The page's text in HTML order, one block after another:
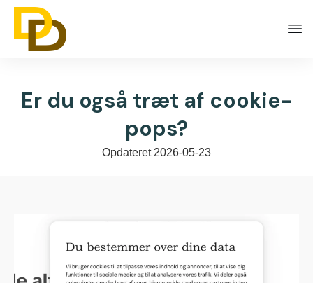
Er du også træt af cookie-
pops?
Opdateret 2026-05-23